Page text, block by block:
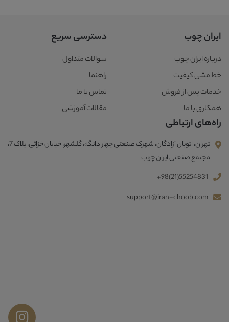
ایران چوب
درباره ایران چوب
خط مشی کیفیت
خدمات پس از فروش
همکاری با ما
دسترسی سریع
سوالات متداول
راهنما
تماس با ما
مقالات آموزشی
راه‌های ارتباطی
تهران، اتوبان آزادگان، شهرک صنعتی چهار دانگه، گلشهر، خیابان خزائی، پلاک 7،
مجتمع صنعتی ایران چوب
+98(21)55254831
support@iran-choob.com